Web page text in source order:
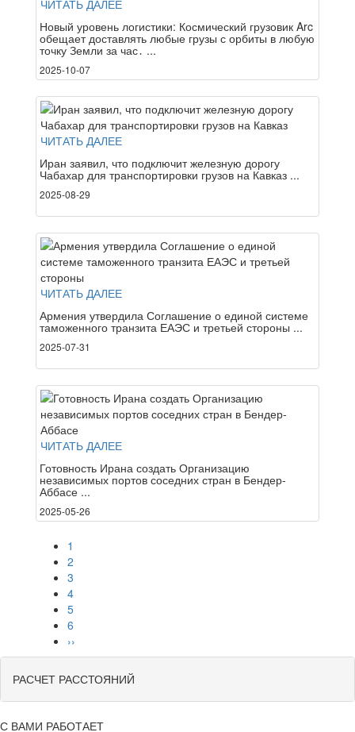
ЧИТАТЬ ДАЛЕЕ
Новый уровень логистики: Космический грузовик Arc
обещает доставлять любые грузы с орбиты в любую
точку Земли за час․ ...
2025-10-07
ЧИТАТЬ ДАЛЕЕ
Иран заявил, что подключит железную дорогу
Чабахар для транспортировки грузов на Кавказ ...
2025-08-29
ЧИТАТЬ ДАЛЕЕ
Армения утвердила Соглашение о единой системе
таможенного транзита ЕАЭС и третьей стороны ...
2025-07-31
ЧИТАТЬ ДАЛЕЕ
Готовность Ирана создать Организацию
независимых портов соседних стран в Бендер-
Аббасе ...
2025-05-26
1
2
3
4
5
6
››
РАСЧЕТ РАССТОЯНИЙ
С ВАМИ РАБОТАЕТ